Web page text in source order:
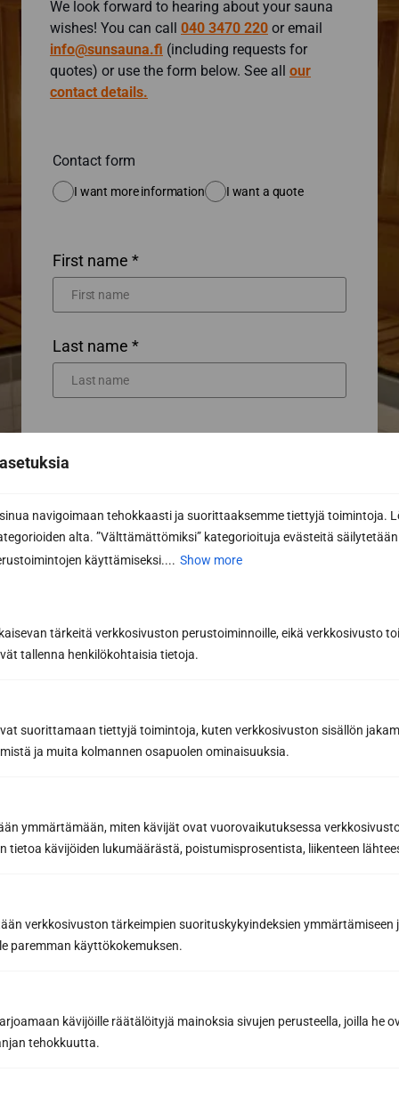
navigoimaan tehokkaasti ja suorittaaksemme tiettyjä toimintoja.
alta. ”Välttämättömiksi” kategorioituja evästeitä säilytetään
käyttämiseksi.... Show more
tärkeitä verkkosivuston perustoiminnoille, eikä verkkosivusto
tallenna henkilökohtaisia tietoja.
suorittamaan tiettyjä toimintoja, kuten verkkosivuston sisällön
ja muita kolmannen osapuolen ominaisuuksia.
ymmärtämään, miten kävijät ovat vuorovaikutuksessa
tietoa kävijöiden lukumäärästä, poistumisprosentista, liikenteen
verkkosivuston tärkeimpien suorituskykyindeksien ymmärtämiseen
paremman käyttökokemuksen.
kävijöille räätälöityjä mainoksia sivujen perusteella, joilla he
tehokkuutta.
We look forward to hearing about your sauna
wishes! You can call 040 3470 220 or email
info@sunsauna.fi (including requests for
quotes) or use the form below. See all our
contact details.
Contact form
I want more information I want a quote
First name *
Last name *
Email *
Message or further information...
By sending us a message, you agree to the processing of
your personal data in accordance with